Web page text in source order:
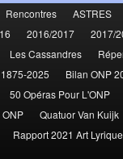
Rencontres ASTRES
2016/2017 2017/
Les Cassandres
2025 Bilan ONP
50 Opéras Pour L'ONP
Quatuor Van Kuijk
Rapport 2021 Art Lyrique